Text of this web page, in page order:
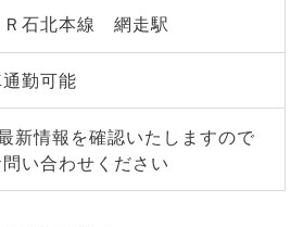
Ｒ石北本線 網走駅
勤可能
新情報を確認いたしますので
問い合わせください